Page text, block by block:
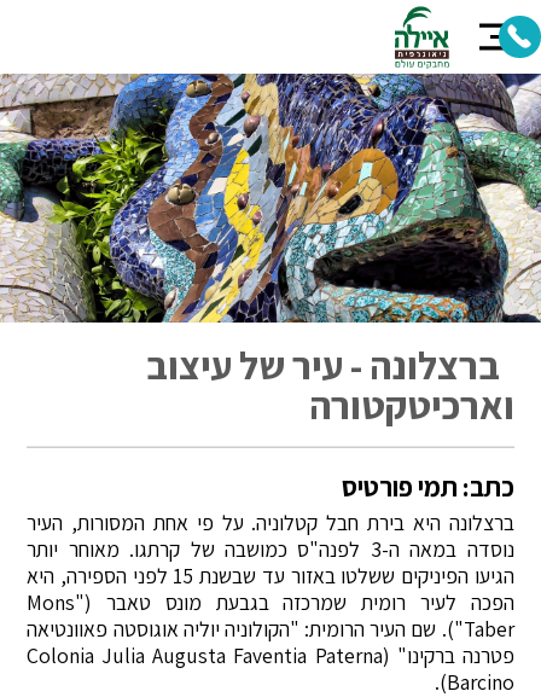
ברצלונה - עיר של עיצוב
וארכיטקטורה
כתב: תמי פורטיס
ברצלונה היא בירת חבל קטלוניה. על פי אחת המסורות, העיר
נוסדה במאה ה-3 לפנה"ס כמושבה של קרתגו. מאוחר יותר
הגיעו הפיניקים ששלטו באזור עד שבשנת 15 לפני הספירה, היא
הפכה לעיר רומית שמרכזה בגבעת מונס טאבר ("Mons
Taber"). שם העיר הרומית: "הקולוניה יוליה אוגוסטה פאוונטיאה
פטרנה ברקינו" (Colonia Julia Augusta Faventia Paterna
Barcino).